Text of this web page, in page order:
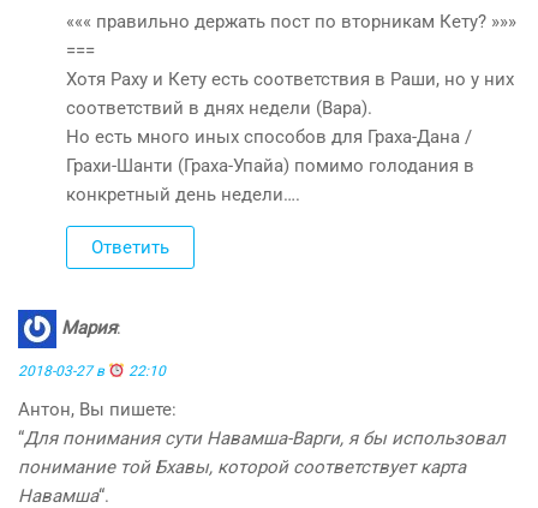
««« правильно держать пост по вторникам Кету? »»»
===
Хотя Раху и Кету есть соответствия в Раши, но у них
соответствий в днях недели (Вара).
Но есть много иных способов для Граха-Дана /
Грахи-Шанти (Граха-Упайа) помимо голодания в
конкретный день недели….
Ответить
Мария:
2018-03-27 в 22:10
Антон, Вы пишете:
“Для понимания сути Навамша-Варги, я бы использовал
понимание той Бхавы, которой соответствует карта
Навамша“.